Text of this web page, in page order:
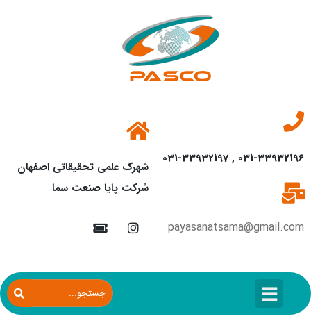
031-33932196 , 031-
شهرک علمی تحقیقاتی اصفهان
شرکت پایا صنعت سما